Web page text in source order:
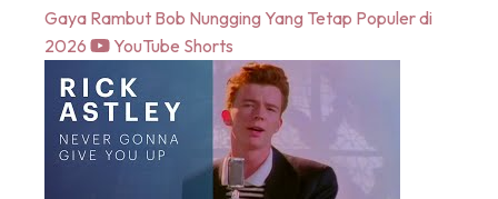
Gaya Rambut Bob Nungging Yang Tetap Populer di
2026
YouTube Shorts